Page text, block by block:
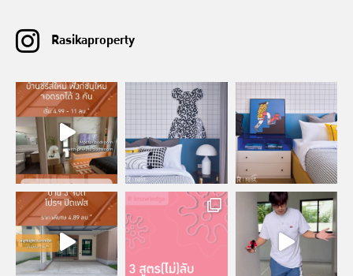
Rasikaproperty